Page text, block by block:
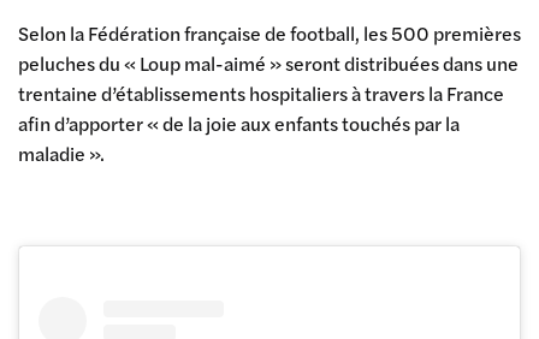
Selon la Fédération française de football, les 500 premières
peluches du « Loup mal-aimé » seront distribuées dans une
trentaine d’établissements hospitaliers à travers la France
afin d’apporter « de la joie aux enfants touchés par la
maladie ».